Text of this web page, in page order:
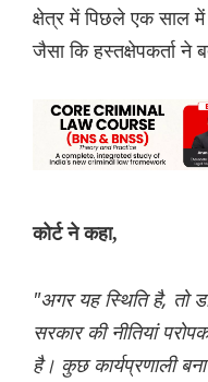
क्षेत्र में पिछले एक साल
जैसा कि हस्तक्षेपकर्ता ने
कोर्ट ने कहा,
"अगर यह स्थिति है, तो
सरकार की नीतियां
है। कुछ कार्यप्रणाली